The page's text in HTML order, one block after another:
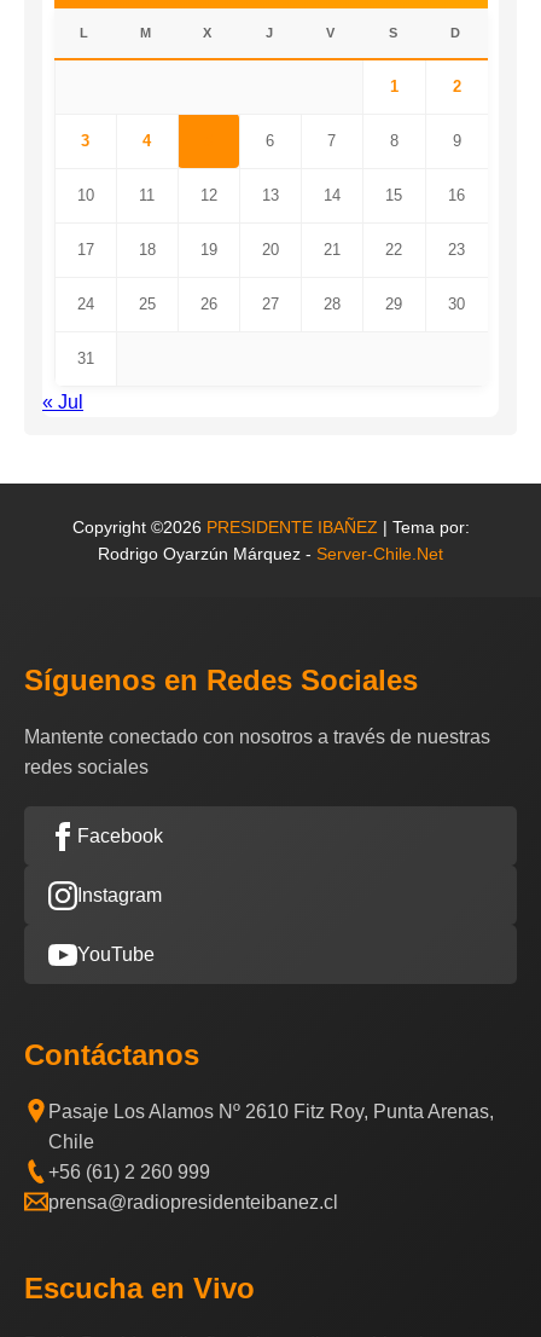
L M X J V S D
1 2
3 4 6 7 8 9
10 11 12 13 14 15 16
17 18 19 20 21 22 23
24 25 26 27 28 29 30
31
« Jul
Copyright ©2026 PRESIDENTE IBAÑEZ | Tema por:
Rodrigo Oyarzún Márquez - Server-Chile.Net
Síguenos en Redes Sociales
Mantente conectado con nosotros a través de nuestras
redes sociales
Facebook
Instagram
YouTube
Contáctanos
Pasaje Los Alamos Nº 2610 Fitz Roy, Punta Arenas,
Chile
+56 (61) 2 260 999
prensa@radiopresidenteibanez.cl
Escucha en Vivo